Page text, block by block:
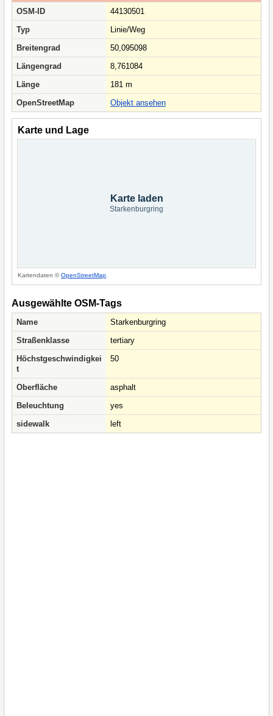
OSM-ID
44130501
Typ
Linie/Weg
Breitengrad
50,095098
Längengrad
8,761084
Länge
181 m
OpenStreetMap
Objekt ansehen
Karte und Lage
Karte laden
Starkenburgring
Kartendaten ©OpenStreetMap
Ausgewählte OSM-Tags
Name
Starkenburgring
Straßenklasse
tertiary
Höchstgeschwindigkei
t
50
Oberfläche
asphalt
Beleuchtung
yes
sidewalk
left